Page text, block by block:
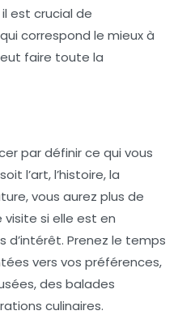
est crucial de
correspond le mieux à
faire toute la
par définir ce qui vous
l’art, l’histoire, la
vous aurez plus de
si elle est en
Prenez le temps
vers vos préférences,
des balades
culinaires.